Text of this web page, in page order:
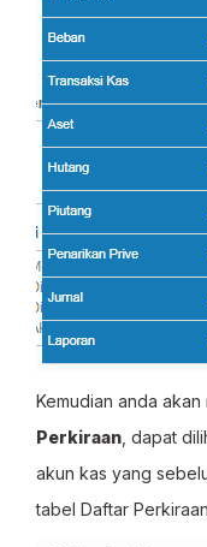
Kemudian anda
Perkiraan , dapat
akun kas yang
tabel Daftar